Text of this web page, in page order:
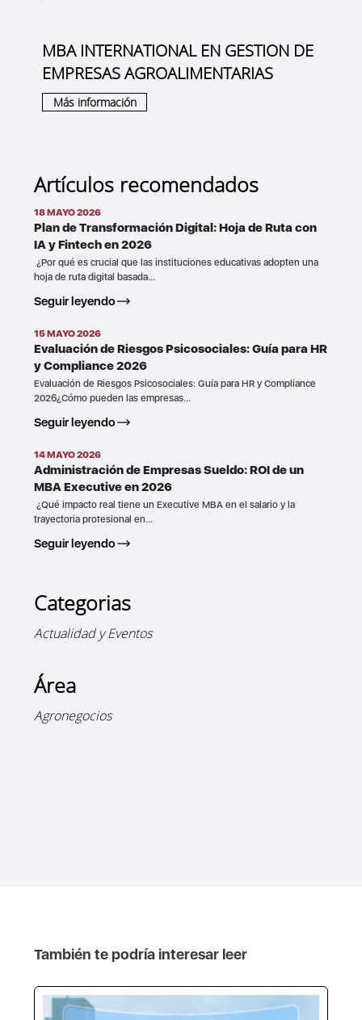
MBA INTERNATIONAL EN GESTION DE
EMPRESAS AGROALIMENTARIAS
Más información
Artículos recomendados
18 MAYO 2026
Plan de Transformación Digital: Hoja de Ruta con
IA y Fintech en 2026
¿Por qué es crucial que las instituciones educativas adopten una
hoja de ruta digital basada...
Seguir leyendo
15 MAYO 2026
Evaluación de Riesgos Psicosociales: Guía para HR
y Compliance 2026
Evaluación de Riesgos Psicosociales: Guía para HR y Compliance
2026¿Cómo pueden las empresas...
Seguir leyendo
14 MAYO 2026
Administración de Empresas Sueldo: ROI de un
MBA Executive en 2026
¿Qué impacto real tiene un Executive MBA en el salario y la
trayectoria profesional en...
Seguir leyendo
Categorias
Actualidad y Eventos
Área
Agronegocios
También te podría interesar leer